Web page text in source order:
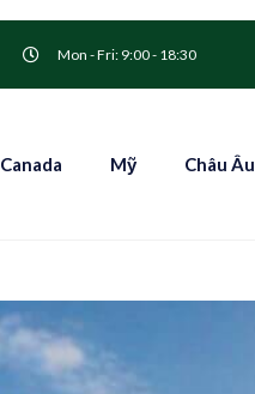
Mon - Fri: 9:00 - 18:30
Canada Mỹ Châu Âu